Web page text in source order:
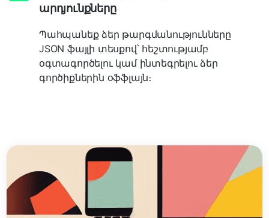
արդյունքները
Պահպանեք ձեր թարգմանությունները
JSON ֆայլի տեսքով՝ հեշտությամբ
օգտագործելու կամ ինտեգրելու ձեր
գործիքներին օֆֆլայն։